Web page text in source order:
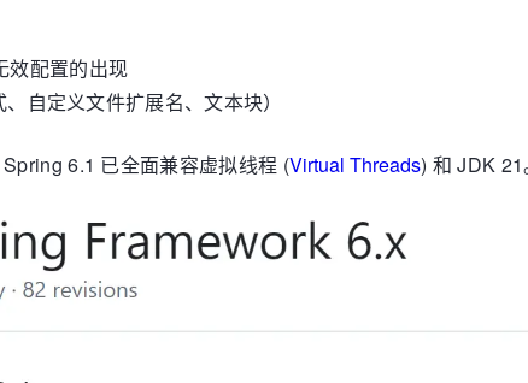
效配置的出现
自定义文件扩展名、文本块）
Spring 6.1 已全面兼容虚拟线程 (Virtual Threads) 和 JDK